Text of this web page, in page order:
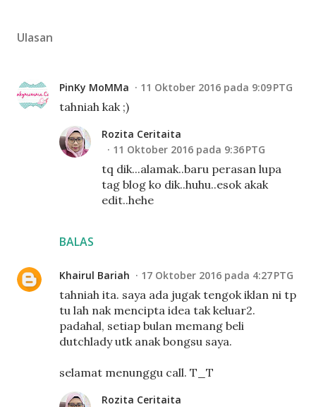
Ulasan
PinKy MoMMa 11 Oktober 2016 pada 9:09 PTG
tahniah kak ;)
BALAS
Rozita Ceritaita
11 Oktober 2016 pada 9:36 PTG
tq dik...alamak..baru perasan lupa
tag blog ko dik..huhu..esok akak
edit..hehe
Khairul Bariah 17 Oktober 2016 pada 4:27 PTG
tahniah ita. saya ada jugak tengok iklan ni tp
tu lah nak mencipta idea tak keluar2.
padahal, setiap bulan memang beli
dutchlady utk anak bongsu saya.
selamat menunggu call. T_T
Rozita Ceritaita